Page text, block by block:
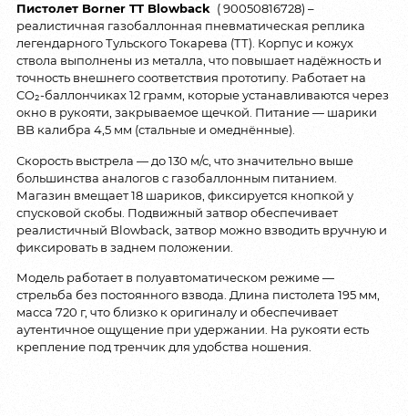
Пистолет Borner TT Blowback ( 90050816728) –
реалистичная газобаллонная пневматическая реплика
легендарного Тульского Токарева (ТТ). Корпус и кожух
ствола выполнены из металла, что повышает надёжность и
точность внешнего соответствия прототипу. Работает на
CO₂-баллончиках 12 грамм, которые устанавливаются через
окно в рукояти, закрываемое щечкой. Питание — шарики
BB калибра 4,5 мм (стальные и омеднённые).
Скорость выстрела — до 130 м/с, что значительно выше
большинства аналогов с газобаллонным питанием.
Магазин вмещает 18 шариков, фиксируется кнопкой у
спусковой скобы. Подвижный затвор обеспечивает
реалистичный Blowback, затвор можно взводить вручную и
фиксировать в заднем положении.
Модель работает в полуавтоматическом режиме —
стрельба без постоянного взвода. Длина пистолета 195 мм,
масса 720 г, что близко к оригиналу и обеспечивает
аутентичное ощущение при удержании. На рукояти есть
крепление под тренчик для удобства ношения.